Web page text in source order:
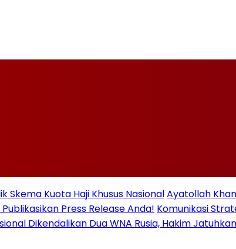
Skema Kuota Haji Khusus NasionalAyatollah
Press Release Anda! Komunikasi
Dikendalikan Dua WNA Rusia, Hakim